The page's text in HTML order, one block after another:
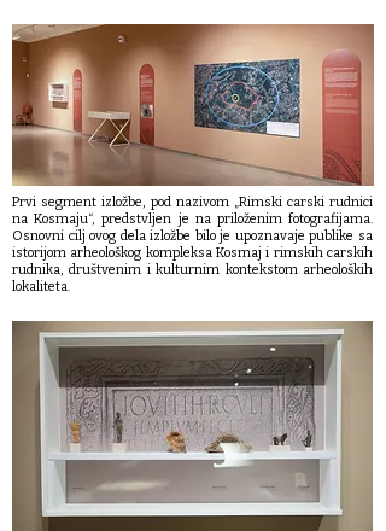
Prvi segment izložbe, pod nazivom „Rimski carski rudnici
na Kosmaju“, predstvljen je na priloženim fotografijama.
Osnovni cilj ovog dela izložbe bilo je upoznavaje publike sa
istorijom arheološkog kompleksa Kosmaj i rimskih carskih
rudnika, društvenim i kulturnim kontekstom arheoloških
lokaliteta.